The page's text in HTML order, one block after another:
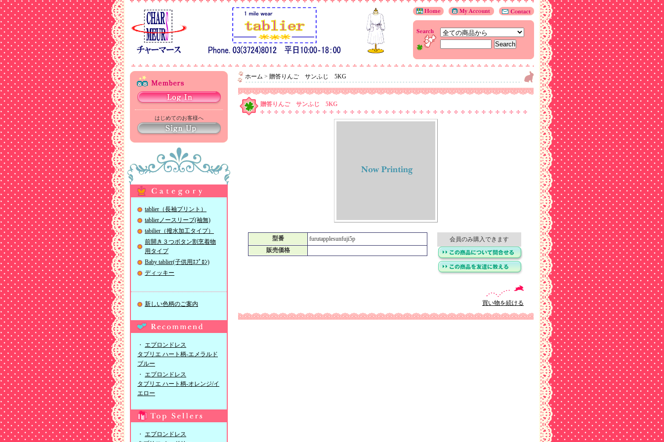
はじめてのお客様へ
tablier（長袖プリント）
tablierノースリーブ(袖無)
tabilier（撥水加工タイプ）
前開き３つボタン割烹着物
用タイプ
Baby tablier(子供用ｴﾌﾟﾛﾝ)
ディッキー
新しい色柄のご案内
・ エプロンドレス
タブリエ ハート柄-エメラルド
ブルー
・ エプロンドレス
タブリエ ハート柄-オレンジ/イ
エロー
・ エプロンドレス
ホーム > 贈答りんご サンふじ 5KG
贈答りんご サンふじ 5KG
型番
furutapplesunfuji5p
販売価格
会員のみ購入できます
買い物を続ける